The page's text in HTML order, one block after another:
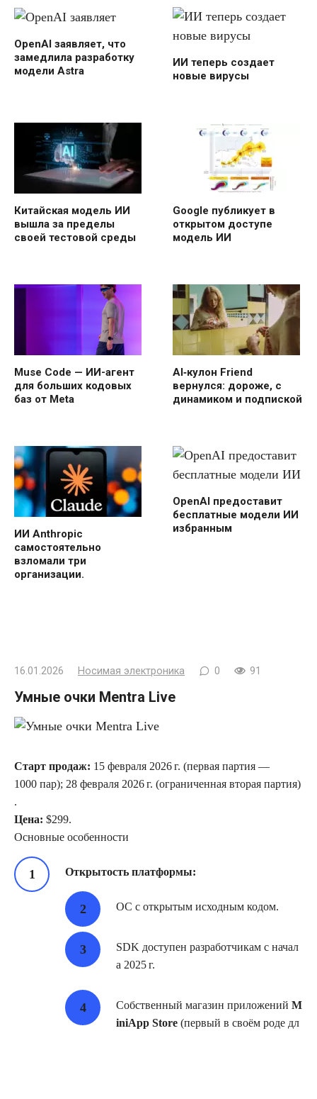
OpenAI заявляет, что
замедлила разработку
модели Astra
ИИ теперь создает
новые вирусы
Китайская модель ИИ
вышла за пределы
своей тестовой среды
Google публикует в
открытом доступе
модель ИИ
Muse Code — ИИ-агент
для больших кодовых
баз от Meta
AI‑кулон Friend
вернулся: дороже, с
динамиком и подпиской
ИИ Anthropic
самостоятельно
взломали три
организации.
OpenAI предоставит
бесплатные модели ИИ
избранным
16.01.2026 Носимая электроника 0 91
Умные очки Mentra Live
Старт продаж: 15 февраля 2026 г. (первая партия —
1000 пар); 28 февраля 2026 г. (ограниченная вторая партия)
.
Цена: $299.
Основные особенности
Открытость платформы:
ОС с открытым исходным кодом.
SDK доступен разработчикам с начал
а 2025 г.
Собственный магазин приложений M
iniApp Store (первый в своём роде дл